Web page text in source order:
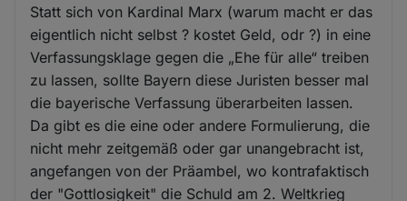
Statt sich von Kardinal Marx (warum macht er das
eigentlich nicht selbst ? kostet Geld, odr ?) in eine
Verfassungsklage gegen die „Ehe für alle“ treiben
zu lassen, sollte Bayern diese Juristen besser mal
die bayerische Verfassung überarbeiten lassen.
Da gibt es die eine oder andere Formulierung, die
nicht mehr zeitgemäß oder gar unangebracht ist,
angefangen von der Präambel, wo kontrafaktisch
der "Gottlosigkeit" die Schuld am 2. Weltkrieg